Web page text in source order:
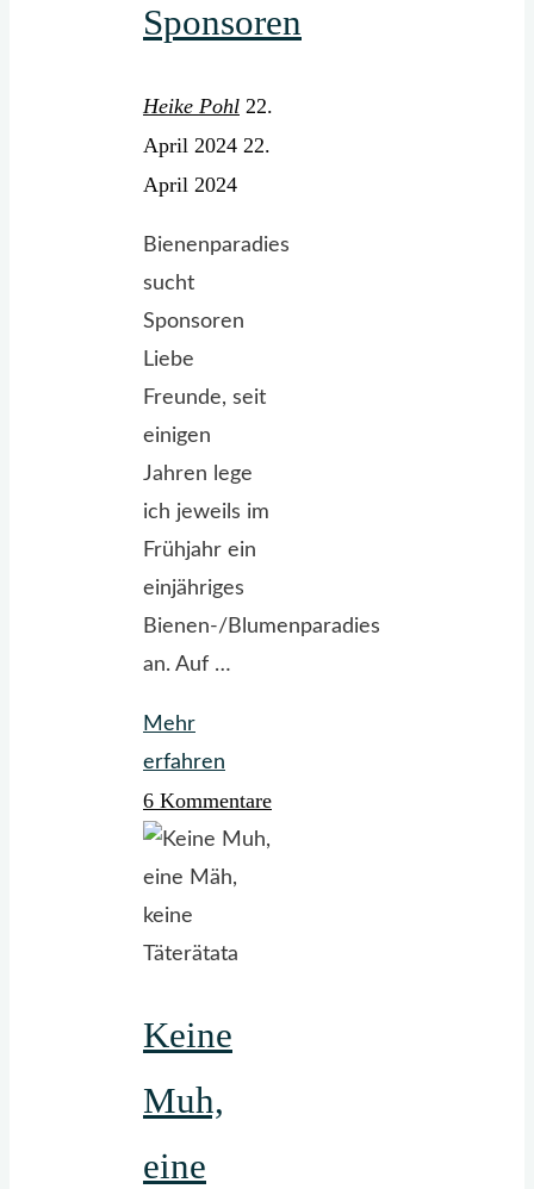
Sponsoren
Heike Pohl 22.
April 2024 22.
April 2024
Bienenparadies
sucht
Sponsoren
Liebe
Freunde, seit
einigen
Jahren lege
ich jeweils im
Frühjahr ein
einjähriges
Bienen-/Blumenparadies
an. Auf …
Mehr
erfahren
sucht
Sponsoren"
6 Kommentare
Keine
Muh,
eine